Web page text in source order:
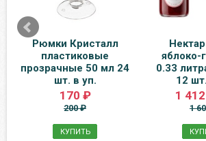
Рюмки Кристалл
пластиковые
прозрачные 50 мл 24
шт. в уп.
170 ₽
200 ₽
КУПИТЬ
яблоко-
0.33
12
1
1